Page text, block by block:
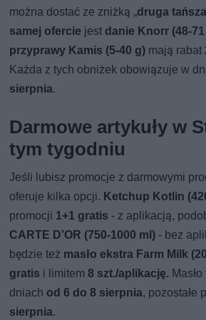
można dostać ze zniżką „druga
samej ofercie jest danie Knorr (48-
przyprawy Kamis (5-40 g) mają rabat
Każda z tych obniżek obowiązuje w
sierpnia.
Darmowe artykuły w
tym tygodniu
Jeśli lubisz promocje z darmowymi
oferuje kilka opcji. Ketchup Kotlin
promocji 1+1 gratis - z aplikacją,
CARTE D’OR (750-1000 ml) - bez
będzie też masło ekstra Farm Milk
gratis i limitem8 szt./aplikację.
dniach od 6 do 8 sierpnia, pozostałe
sierpnia.